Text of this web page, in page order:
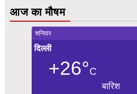
आज का मौषम
शनिवार
दिल्ली
+26°C
बारिश